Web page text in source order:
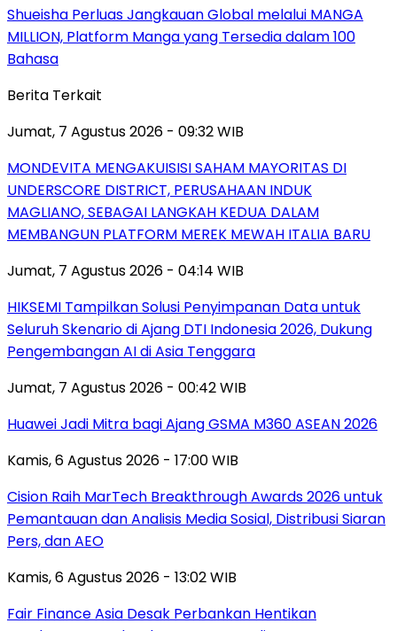
Shueisha Perluas Jangkauan Global melalui MANGA
MILLION, Platform Manga yang Tersedia dalam 100
Bahasa
Berita Terkait
Jumat, 7 Agustus 2026 - 09:32 WIB
MONDEVITA MENGAKUISISI SAHAM MAYORITAS DI
UNDERSCORE DISTRICT, PERUSAHAAN INDUK
MAGLIANO, SEBAGAI LANGKAH KEDUA DALAM
MEMBANGUN PLATFORM MEREK MEWAH ITALIA BARU
Jumat, 7 Agustus 2026 - 04:14 WIB
HIKSEMI Tampilkan Solusi Penyimpanan Data untuk
Seluruh Skenario di Ajang DTI Indonesia 2026, Dukung
Pengembangan AI di Asia Tenggara
Jumat, 7 Agustus 2026 - 00:42 WIB
Huawei Jadi Mitra bagi Ajang GSMA M360 ASEAN 2026
Kamis, 6 Agustus 2026 - 17:00 WIB
Cision Raih MarTech Breakthrough Awards 2026 untuk
Pemantauan dan Analisis Media Sosial, Distribusi Siaran
Pers, dan AEO
Kamis, 6 Agustus 2026 - 13:02 WIB
Fair Finance Asia Desak Perbankan Hentikan